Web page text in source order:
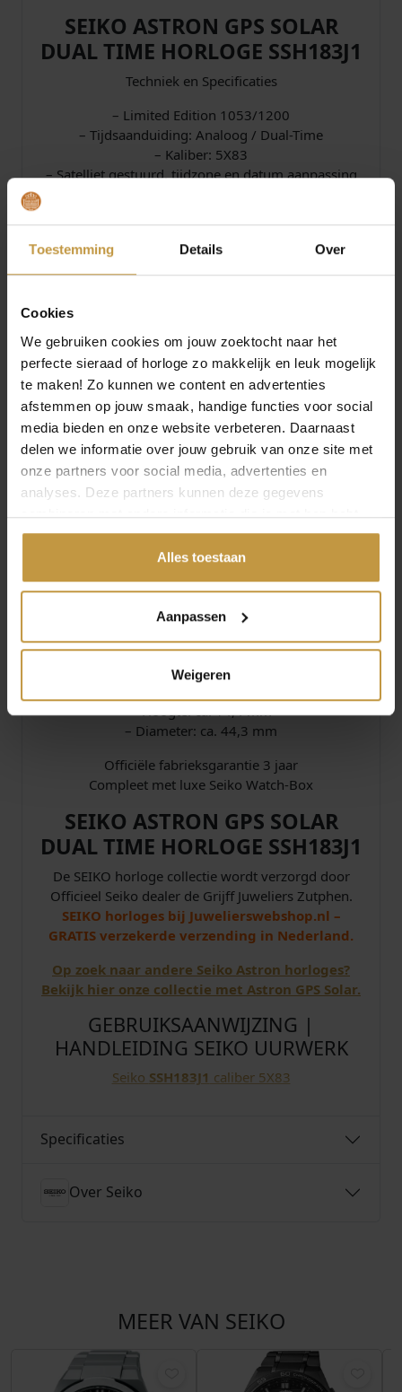
Toestemming Details Over
Cookies
We gebruiken cookies om jouw zoektocht naar het
perfecte sieraad of horloge zo makkelijk en leuk mogelijk
te maken! Zo kunnen we content en advertenties
afstemmen op jouw smaak, handige functies voor social
media bieden en onze website verbeteren. Daarnaast
delen we informatie over jouw gebruik van onze site met
onze partners voor social media, advertenties en
analyses. Deze partners kunnen deze gegevens
combineren met andere informatie die je met hen hebt
gedeeld of die ze hebben verzameld via jouw gebruik van
Alles toestaan
Aanpassen
Weigeren
SEIKO ASTRON GPS SOLAR
DUAL TIME HORLOGE SSH183J1
Techniek en Specificaties
– Limited Edition 1053/1200
– Tijdsaanduiding: Analoog / Dual-Time
– Kaliber: 5X83
– Satelliet gestuurd, tijdzone en datum aanpassing
– Perpetual Calendar tot februari 2100
– Materiaal kast: titanium
– Weergave: Uren, Minuten, Seconden, Datum, 24-
Time, ontvangstresultaat weergave, status
satellietverbinding weergave,
– Waterdicht: 10 ATM / 100 M
Design Uurwerk:
– Kastvorm: Rond
– Vorm wijzerplaat: Rond
– Kleur Wijzerplaat: Grijs
– Kleur kast: Zilver / Zwart / Oranje
– Kleur wijzers: Zwart / Wit
Band:
– Type sluiting: Drievoudige sluiting met
drukknopontgrendeling
– Kleur band: Zilver, Zwart
– Materiaal band: Titanium
– Hoogte: ca. 14,4 mm
– Diameter: ca. 44,3 mm
Officiële fabrieksgarantie 3 jaar
Compleet met luxe Seiko Watch-Box
SEIKO ASTRON GPS SOLAR
DUAL TIME HORLOGE SSH183J1
De SEIKO horloge collectie wordt verzorgd door
Officieel Seiko dealer de Grijff Juweliers Zutphen.
SEIKO horloges bij Juwelierswebshop.nl –
GRATIS verzekerde verzending in Nederland.
Op zoek naar andere Seiko Astron horloges?
Bekijk hier onze collectie met Astron GPS Solar.
GEBRUIKSAANWIJZING |
HANDLEIDING SEIKO UURWERK
Seiko SSH183J1 caliber 5X83
Specificaties
Over Seiko
MEER VAN SEIKO